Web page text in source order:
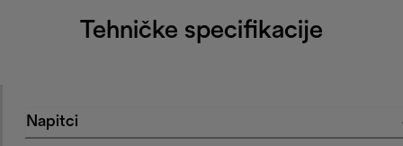
Tehničke specifikacije
Napitci